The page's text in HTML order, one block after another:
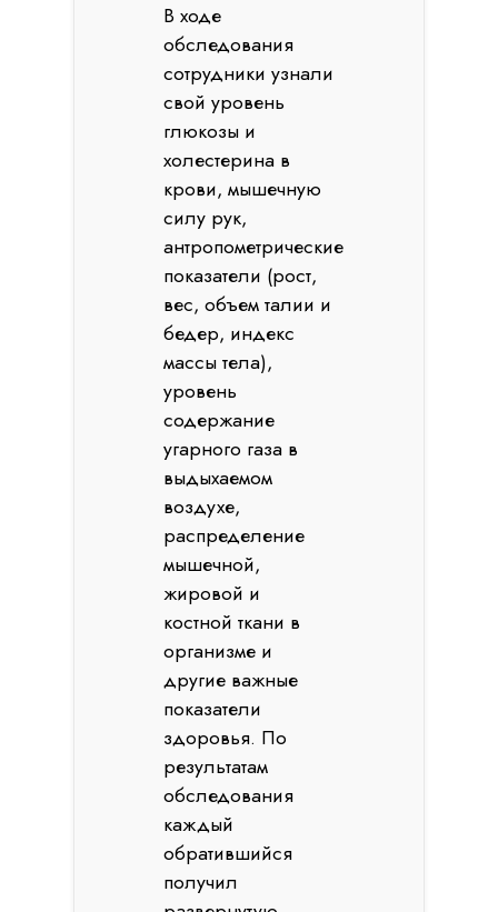
В ходе
обследования
сотрудники узнали
свой уровень
глюкозы и
холестерина в
крови, мышечную
силу рук,
антропометрические
показатели (рост,
вес, объем талии и
бедер, индекс
массы тела),
уровень
содержание
угарного газа в
выдыхаемом
воздухе,
распределение
мышечной,
жировой и
костной ткани в
организме и
другие важные
показатели
здоровья. По
результатам
обследования
каждый
обратившийся
получил